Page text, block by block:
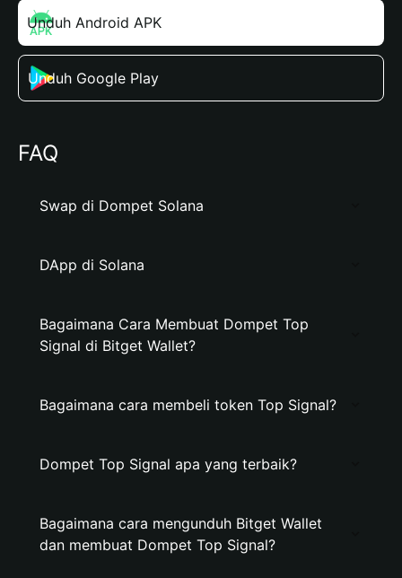
Unduh Android APK
Unduh Google Play
FAQ
Swap di Dompet Solana
DApp di Solana
Bagaimana Cara Membuat Dompet Top
Signal di Bitget Wallet?
Bagaimana cara membeli token Top Signal?
Dompet Top Signal apa yang terbaik?
Bagaimana cara mengunduh Bitget Wallet
dan membuat Dompet Top Signal?